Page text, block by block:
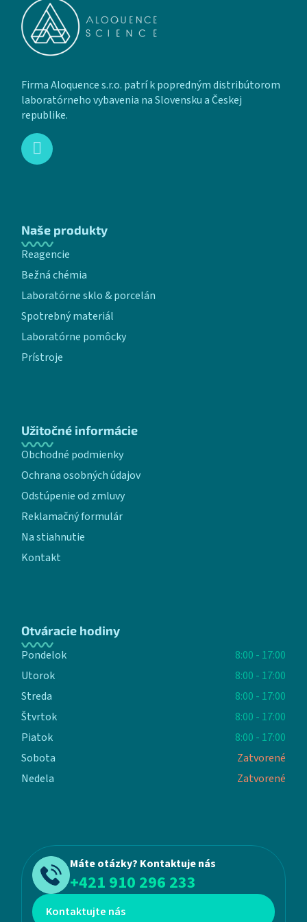
Firma Aloquence s.r.o. patrí k popredným distribútorom
laboratórneho vybavenia na Slovensku a Českej
republike.
Naše produkty
Reagencie
Bežná chémia
Laboratórne sklo & porcelán
Spotrebný materiál
Laboratórne pomôcky
Prístroje
Užitočné informácie
Obchodné podmienky
Ochrana osobných údajov
Odstúpenie od zmluvy
Reklamačný formulár
Na stiahnutie
Kontakt
Otváracie hodiny
Pondelok
8:00 - 17:00
Utorok
8:00 - 17:00
Streda
8:00 - 17:00
Štvrtok
8:00 - 17:00
Piatok
8:00 - 17:00
Sobota
Zatvorené
Nedela
Zatvorené
Máte otázky? Kontaktuje nás
+421 910 296 233
Kontaktujte nás